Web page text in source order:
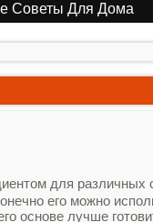
Советы Для Дома
для различных
его можно
основе лучше